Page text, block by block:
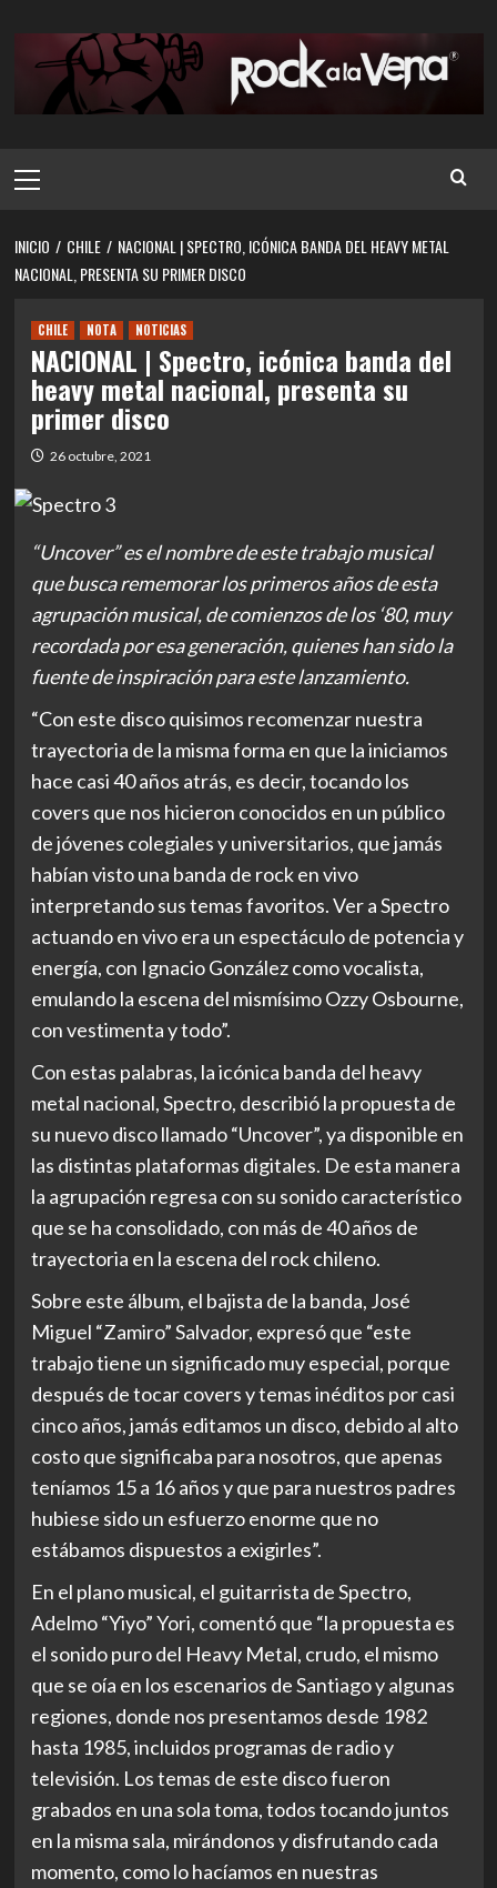
contenido
principal
INICIO CHILE
NACIONAL | SPECTRO, ICÓNICA BANDA DEL HEAVY METAL
NACIONAL, PRESENTA SU PRIMER DISCO
CHILE NOTA NOTICIAS
NACIONAL | Spectro, icónica banda del
heavy metal nacional, presenta su
primer disco
26 octubre, 2021
“Uncover” es el nombre de este trabajo musical
que busca rememorar los primeros años de esta
agrupación musical, de comienzos de los ‘80, muy
recordada por esa generación, quienes han sido la
fuente de inspiración para este lanzamiento.
“Con este disco quisimos recomenzar nuestra
trayectoria de la misma forma en que la iniciamos
hace casi 40 años atrás, es decir, tocando los
covers que nos hicieron conocidos en un público
de jóvenes colegiales y universitarios, que jamás
habían visto una banda de rock en vivo
interpretando sus temas favoritos. Ver a Spectro
actuando en vivo era un espectáculo de potencia y
energía, con Ignacio González como vocalista,
emulando la escena del mismísimo Ozzy Osbourne,
con vestimenta y todo”.
Con estas palabras, la icónica banda del heavy
metal nacional, Spectro, describió la propuesta de
su nuevo disco llamado “Uncover”, ya disponible en
las distintas plataformas digitales. De esta manera
la agrupación regresa con su sonido característico
que se ha consolidado, con más de 40 años de
trayectoria en la escena del rock chileno.
Sobre este álbum, el bajista de la banda, José
Miguel “Zamiro” Salvador, expresó que “este
trabajo tiene un significado muy especial, porque
después de tocar covers y temas inéditos por casi
cinco años, jamás editamos un disco, debido al alto
costo que significaba para nosotros, que apenas
teníamos 15 a 16 años y que para nuestros padres
hubiese sido un esfuerzo enorme que no
estábamos dispuestos a exigirles”.
En el plano musical, el guitarrista de Spectro,
Adelmo “Yiyo” Yori, comentó que “la propuesta es
el sonido puro del Heavy Metal, crudo, el mismo
que se oía en los escenarios de Santiago y algunas
regiones, donde nos presentamos desde 1982
hasta 1985, incluidos programas de radio y
televisión. Los temas de este disco fueron
grabados en una sola toma, todos tocando juntos
en la misma sala, mirándonos y disfrutando cada
momento, como lo hacíamos en nuestras